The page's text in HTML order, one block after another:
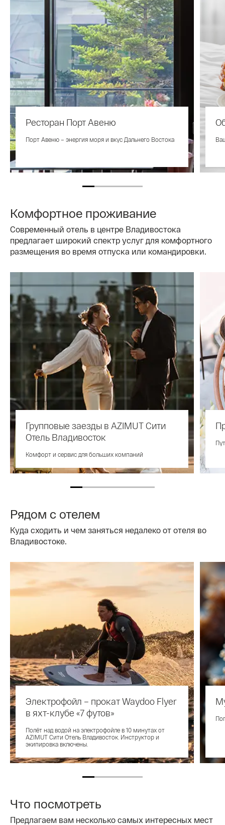
Ресторан Порт Авеню
Порт Авеню – энергия моря и вкус Дальнего Востока
Комфортное проживание
Современный отель в центре Владивостока
предлагает широкий спектр услуг для комфортного
размещения во время отпуска или командировки.
Групповые заезды в AZIMUT Сити
Отель Владивосток
Комфорт и сервис для больших компаний
Рядом с отелем
Куда сходить и чем заняться недалеко от отеля во
Владивостоке.
Электрофойл – прокат Waydoo Flyer
в яхт-клубе «7 футов»
Полёт над водой на электрофойле в 10 минутах от
AZIMUT Сити Отель Владивосток. Инструктор и
экипировка включены.
Что посмотреть
Предлагаем вам несколько самых интересных мест